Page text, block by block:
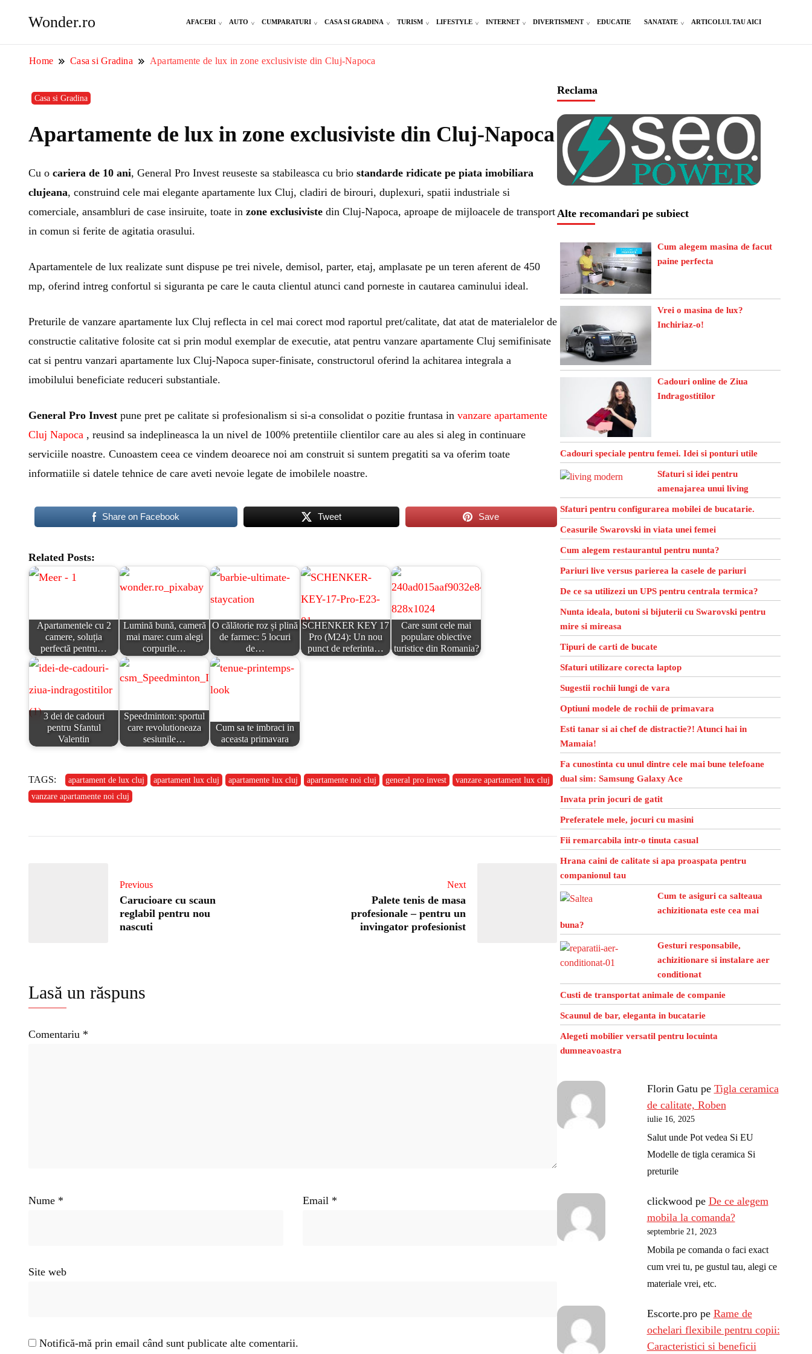
Wonder.ro AFACERI AUTO CUMPARATURI CASA SI GRADINA TURISM LIFESTYLE INTERNET DIVERTISMENT EDUCATIE SANATATE ARTICOLUL TAU AICI
Home Casa si Gradina Apartamente de lux in zone exclusiviste din Cluj-Napoca
Casa si Gradina
Apartamente de lux in zone exclusiviste din Cluj-Napoca
Cu o cariera de 10 ani, General Pro Invest reuseste sa stabileasca cu brio standarde ridicate pe piata imobiliara
clujeana, construind cele mai elegante apartamente lux Cluj, cladiri de birouri, duplexuri, spatii industriale si
comerciale, ansambluri de case insiruite, toate in zone exclusiviste din Cluj-Napoca, aproape de mijloacele de transport
in comun si ferite de agitatia orasului.
Apartamentele de lux realizate sunt dispuse pe trei nivele, demisol, parter, etaj, amplasate pe un teren aferent de 450
mp, oferind intreg confortul si siguranta pe care le cauta clientul atunci cand porneste in cautarea caminului ideal.
Preturile de vanzare apartamente lux Cluj reflecta in cel mai corect mod raportul pret/calitate, dat atat de materialelor de
constructie calitative folosite cat si prin modul exemplar de executie, atat pentru vanzare apartamente Cluj semifinisate
cat si pentru vanzari apartamente lux Cluj-Napoca super-finisate, constructorul oferind la achitarea integrala a
imobilului beneficiate reduceri substantiale.
General Pro Invest pune pret pe calitate si profesionalism si si-a consolidat o pozitie fruntasa in vanzare apartamente
Cluj Napoca , reusind sa indeplineasca la un nivel de 100% pretentiile clientilor care au ales si aleg in continuare
serviciile noastre. Cunoastem ceea ce vindem deoarece noi am construit si suntem pregatiti sa va oferim toate
informatiile si datele tehnice de care aveti nevoie legate de imobilele noastre.
Share on Facebook Tweet Save
Related Posts:
Apartamentele cu 2
camere, soluția
perfectă pentru…
Lumină bună, cameră
mai mare: cum alegi
corpurile…
O călătorie roz și plină
de farmec: 5 locuri
de…
SCHENKER KEY 17
Pro (M24): Un nou
punct de referinta…
Care sunt cele mai
populare obiective
turistice din Romania?
3 dei de cadouri
pentru Sfantul
Valentin
Speedminton: sportul
care revolutioneaza
sesiunile…
Cum sa te imbraci in
aceasta primavara
TAGS: apartament de lux cluj apartament lux cluj apartamente lux cluj apartamente noi cluj general pro invest
vanzare apartament lux cluj
vanzare apartamente noi cluj
Previous
Carucioare cu scaun
reglabil pentru nou
nascuti
Next
Palete tenis de masa
profesionale – pentru un
invingator profesionist
Lasă un răspuns
Comentariu *
Nume * Email *
Site web
Notifică-mă prin email când sunt publicate alte comentarii.
Reclama
Alte recomandari pe subiect
Cum alegem masina de facut
paine perfecta
Vrei o masina de lux?
Inchiriaz-o!
Cadouri online de Ziua
Indragostitilor
Cadouri speciale pentru femei. Idei si ponturi utile
Sfaturi si idei pentru
amenajarea unui living
Sfaturi pentru configurarea mobilei de bucatarie.
Ceasurile Swarovski in viata unei femei
Cum alegem restaurantul pentru nunta?
Pariuri live versus parierea la casele de pariuri
De ce sa utilizezi un UPS pentru centrala termica?
Nunta ideala, butoni si bijuterii cu Swarovski pentru
mire si mireasa
Tipuri de carti de bucate
Sfaturi utilizare corecta laptop
Sugestii rochii lungi de vara
Optiuni modele de rochii de primavara
Esti tanar si ai chef de distractie?! Atunci hai in
Mamaia!
Fa cunostinta cu unul dintre cele mai bune telefoane
dual sim: Samsung Galaxy Ace
Invata prin jocuri de gatit
Preferatele mele, jocuri cu masini
Fii remarcabila intr-o tinuta casual
Hrana caini de calitate si apa proaspata pentru
companionul tau
Cum te asiguri ca salteaua
achizitionata este cea mai
buna?
Gesturi responsabile,
achizitionare si instalare aer
conditionat
Custi de transportat animale de companie
Scaunul de bar, eleganta in bucatarie
Alegeti mobilier versatil pentru locuinta
dumneavoastra
Florin Gatupe Tigla ceramica
de calitate, Roben
iulie 16, 2025
Salut unde Pot vedea Si EU
Modelle de tigla ceramica Si
preturile
clickwood pe De ce alegem
mobila la comanda?
septembrie 21, 2023
Mobila pe comanda o faci exact
cum vrei tu, pe gustul tau, alegi ce
materiale vrei, etc.
Escorte.prope Rame de
ochelari flexibile pentru copii:
Caracteristici si beneficii